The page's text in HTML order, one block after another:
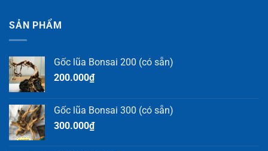
SẢN PHẨM
Gốc lũa Bonsai 200 (có sẵn)
200.000₫
Gốc lũa Bonsai 300 (có sẵn)
300.000₫